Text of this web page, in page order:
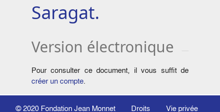
Saragat.
Version électronique
Pour consulter ce document, il vous suffit de
créer un compte.
© 2020 Fondation Jean Monnet Droits Vie privée